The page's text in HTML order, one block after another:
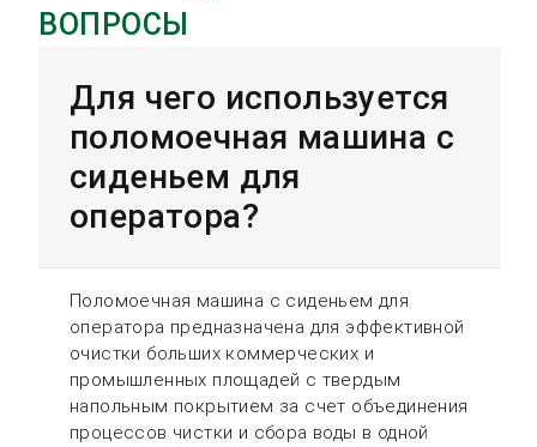
ВОПРОСЫ
Для чего используется
поломоечная машина с
сиденьем для
оператора?
Поломоечная машина с сиденьем для
оператора предназначена для эффективной
очистки больших коммерческих и
промышленных площадей с твердым
напольным покрытием за счет объединения
процессов чистки и сбора воды в одной